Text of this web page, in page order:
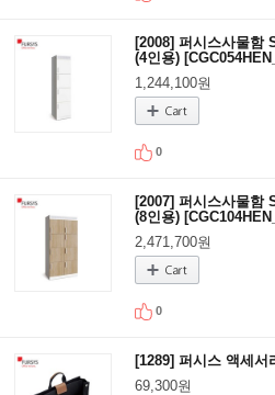
[2008] 퍼시스사물함
(4인용)
1,244,100원
0
[2007] 퍼시스사물함
(8인용)
2,471,700원
0
[1289] 퍼시스 액세서
69,300원